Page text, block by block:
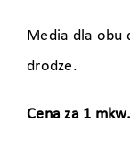
Media dla obu
drodze.
Cena za 1